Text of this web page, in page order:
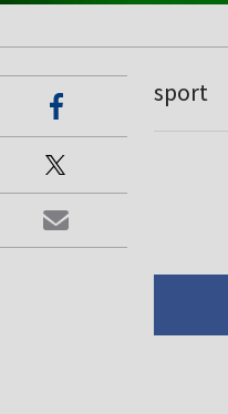
sport